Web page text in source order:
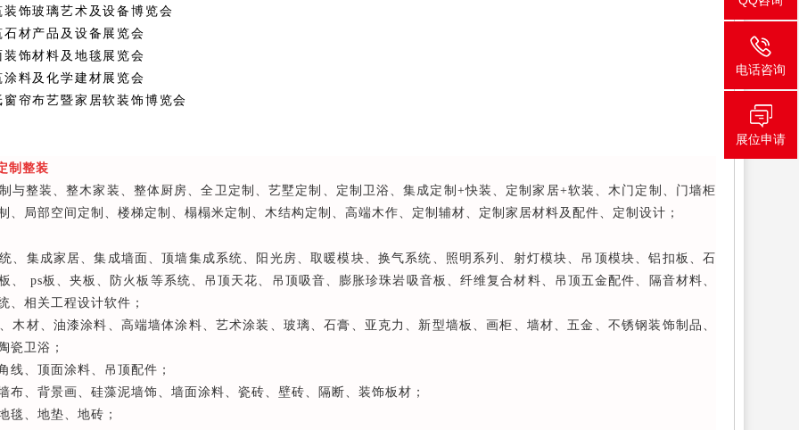
饰玻璃艺术及设备博览会
材产品及设备展览会
饰材料及地毯展览会
料及化学建材展览会
帘布艺暨家居软装饰博览会
制整装
与整装、整木家装、整体厨房、全卫定制、艺墅定制、定制卫浴、集成定制+快装、定制家居+软装、木门定制、门墙柜
、局部空间定制、楼梯定制、榻榻米定制、木结构定制、高端木作、定制辅材、定制家居材料及配件、定制设计；
、集成家居、集成墙面、顶墙集成系统、阳光房、取暖模块、换气系统、照明系列、射灯模块、吊顶模块、铝扣板、石
、 ps板、夹板、防火板等系统、吊顶天花、吊顶吸音、膨胀珍珠岩吸音板、纤维复合材料、吊顶五金配件、隔音材料、
、相关工程设计软件；
木材、油漆涂料、高端墙体涂料、艺术涂装、玻璃、石膏、亚克力、新型墙板、画柜、墙材、五金、不锈钢装饰制品、
瓷卫浴；
线、顶面涂料、吊顶配件；
布、背景画、硅藻泥墙饰、墙面涂料、瓷砖、壁砖、隔断、装饰板材；
毯、地垫、地砖；
电话咨询
展位申请